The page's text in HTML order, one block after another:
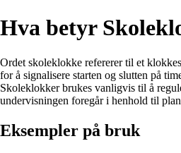
Hva betyr
Ordet skoleklokke refererer til et
for å signalisere starten og slutten på
Skoleklokker brukes vanligvis til å
undervisningen foregår i henhold til
Eksempler på bruk